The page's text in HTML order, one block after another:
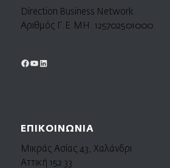
Direction Business Network
Αριθμός Γ.Ε.ΜΗ. 125702501000
ΕΠΙΚΟΙΝΩΝΙΑ
Μικράς Ασίας 43, Χαλάνδρι
Αττική 152 33